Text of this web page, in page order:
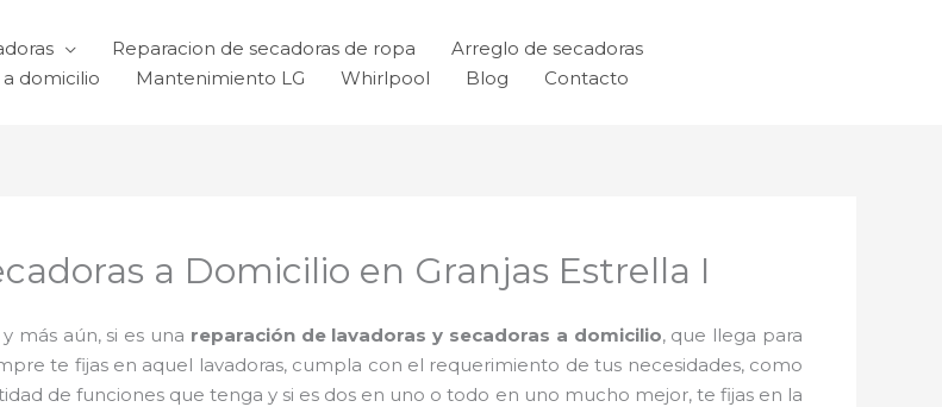
Reparacion de secadoras de ropa
Arreglo de secadoras
domicilio
Mantenimiento LG Whirlpool Blog Contacto
a Domicilio en Granjas Estrella I
más aún, si es una reparación de lavadoras y secadoras a domicilio, que llega para
te fijas en aquel lavadoras, cumpla con el requerimiento de tus necesidades, como
de funciones que tenga y si es dos en uno o todo en uno mucho mejor, te fijas en la